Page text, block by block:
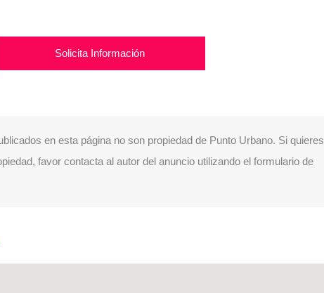
Solicita Información
en esta página no son propiedad de Punto Urbano. Si quieres
favor contacta al autor del anuncio utilizando el formulario de